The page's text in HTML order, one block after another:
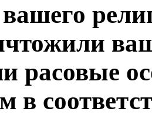
расовые
в